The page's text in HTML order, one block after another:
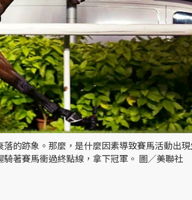
的跡象。那麼，是什麼因素導致賽馬活動出
著賽馬衝過終點線，拿下冠軍。 圖／美聯社